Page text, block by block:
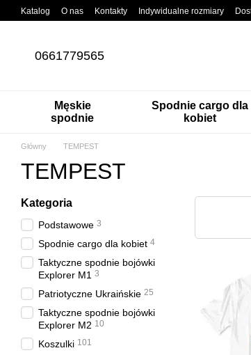
Przejdź do głównej treści
Katalog O nas Kontakty Indywidualne rozmiary
0661779565
Męskie
spodnie
Spodnie cargo dla
kobiet
Główny TEMPEST
TEMPEST
Kategoria
Podstawowe 3
Spodnie cargo dla kobiet 4
Taktyczne spodnie bojówki
Explorer M1 3
Patriotyczne Ukraińskie 25
Taktyczne spodnie bojówki
Explorer M2 10
Koszulki 101